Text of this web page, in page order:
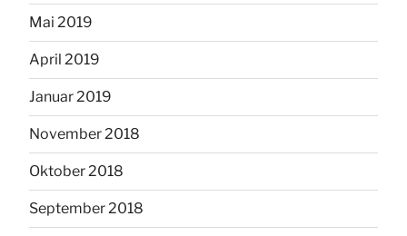
Mai 2019
April 2019
Januar 2019
November 2018
Oktober 2018
September 2018